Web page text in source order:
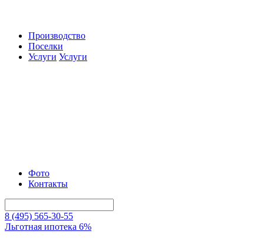
Производство
Поселки
Услуги Услуги
Фото
Контакты
8 (495) 565-30-55
Льготная ипотека 6%